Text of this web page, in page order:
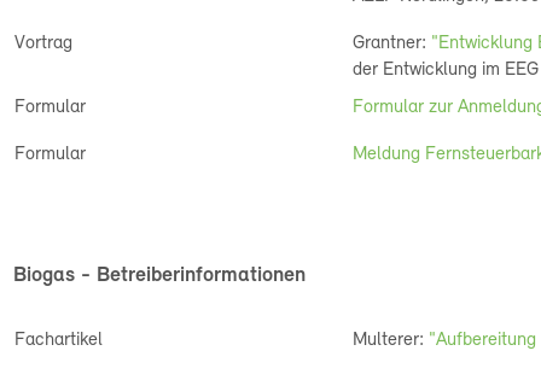
Vortrag Grantner: "Entwicklung
der Entwicklung im
Formular
Formular zur
Formular Meldung
Biogas - Betreiberinformationen
Fachartikel Multerer: